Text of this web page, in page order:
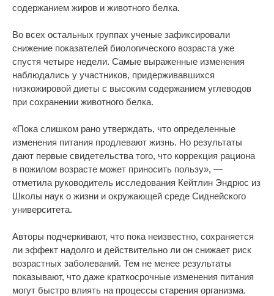
содержанием жиров и животного белка.
Во всех остальных группах ученые зафиксировали
снижение показателей биологического возраста уже
спустя четыре недели. Самые выраженные изменения
наблюдались у участников, придерживавшихся
низкожировой диеты с высоким содержанием углеводов
при сохранении животного белка.
«Пока слишком рано утверждать, что определенные
изменения питания продлевают жизнь. Но результаты
дают первые свидетельства того, что коррекция рациона
в пожилом возрасте может приносить пользу», —
отметила руководитель исследования Кейтлин Эндрюс из
Школы наук о жизни и окружающей среде Сиднейского
университета.
Авторы подчеркивают, что пока неизвестно, сохраняется
ли эффект надолго и действительно ли он снижает риск
возрастных заболеваний. Тем не менее результаты
показывают, что даже краткосрочные изменения питания
могут быстро влиять на процессы старения организма.